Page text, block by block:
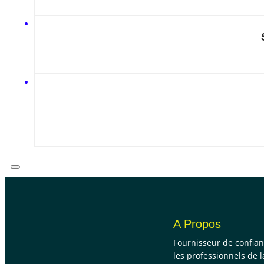
A Propos
Fournisseur de
les professionnels de